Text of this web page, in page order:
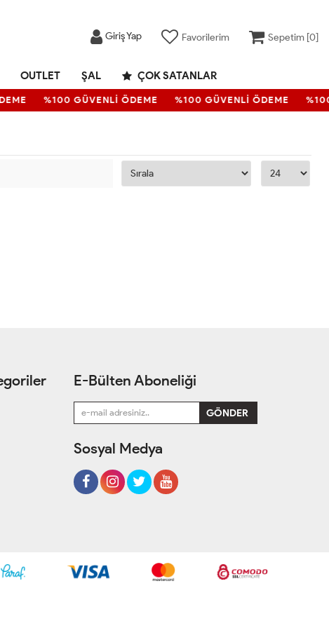
Giriş Yap Favorilerim Sepetim [0]
OUTLET ŞAL ÇOK SATANLAR
%100 GÜVENLİ ÖDEME %100 GÜVENLİ ÖDEME
E-Bülten Aboneliği
Sosyal Medya